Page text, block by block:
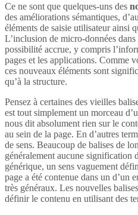
Ce ne sont que quelques-uns des
des améliorations sémantiques,
éléments de saisie utilisateur ainsi
L’inclusion de micro-données
possibilité accrue, y compris
pages et les applications. Comme
ces nouveaux éléments sont
qu’à la structure.
Pensez à certaines des vieilles
est tout simplement un morceau
nous dit absolument rien sur le
au sein de la page. En d’autres
de sens. Beaucoup de balises de
généralement aucune signification
générique, un sens vaguement
page a été contenue dans un d’un
très généraux. Les nouvelles
définir le contenu en utilisant des